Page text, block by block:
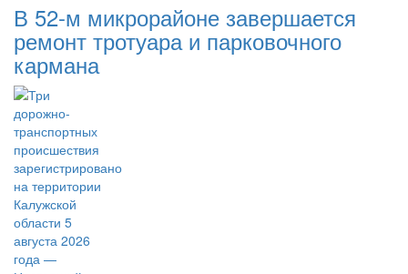
В 52-м микрорайоне завершается
ремонт тротуара и парковочного
кармана